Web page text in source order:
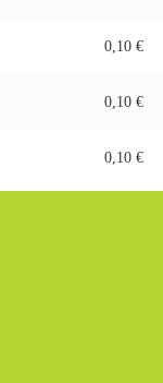
0,10 €
0,10 €
0,10 €